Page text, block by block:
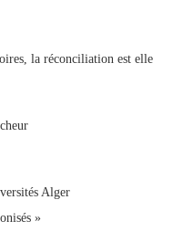
la réconciliation est elle
Alger
»